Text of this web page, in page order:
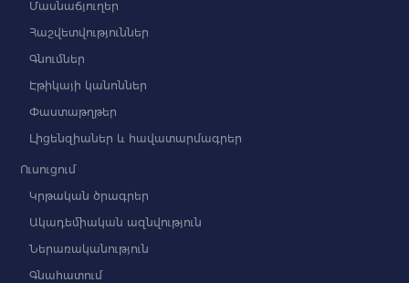
Մասնաճյուղեր
Հաշվետվություններ
Գնումներ
Էթիկայի կանոններ
Փաստաթղթեր
Լիցենզիաներ և հավատարմագրեր
Ուսուցում
Կրթական ծրագրեր
Ակադեմիական ազնվություն
Ներառականություն
Գնահատում